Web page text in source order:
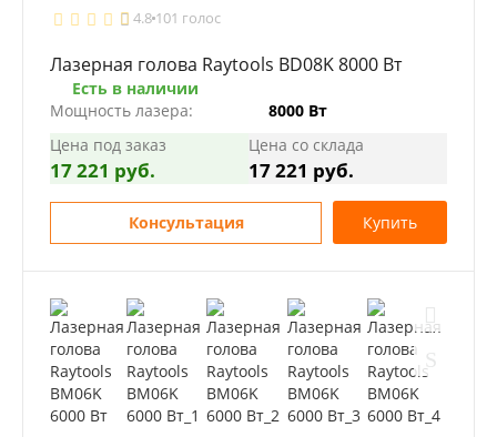
4.8 101 голос
Лазерная голова Raytools BD08K 8000 Вт
Есть в наличии
Мощность лазера:
8000 Вт
Цена под заказ
17 221 руб.
Цена со склада
17 221 руб.
Консультация Купить